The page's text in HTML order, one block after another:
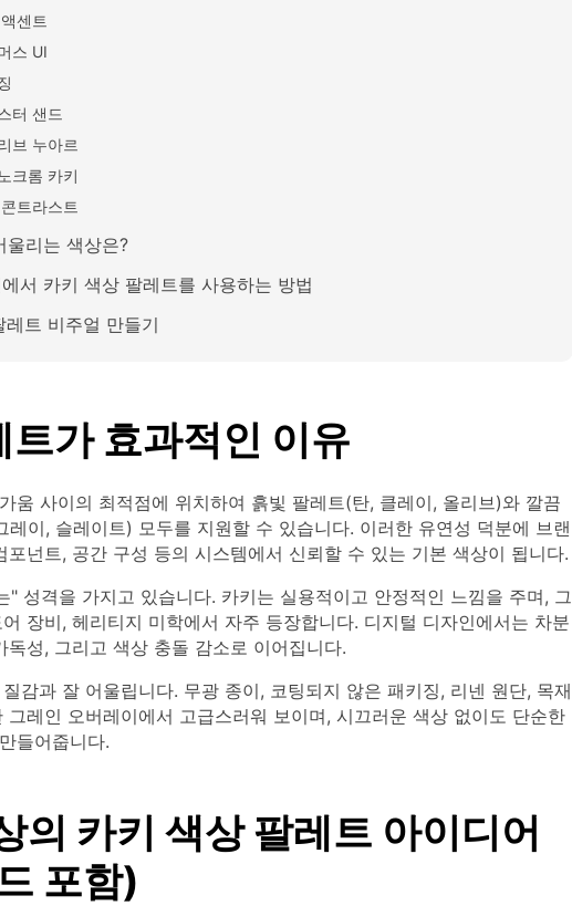
센트
스 UI
터 샌드
브 누아르
크롬 카키
트라스트
울리는 색상은?
서 카키 색상 팔레트를 사용하는 방법
트 비주얼 만들기
트가 효과적인 이유
움 사이의 최적점에 위치하여 흙빛 팔레트(탄, 클레이, 올리브)와 깔끔
레이, 슬레이트) 모두를 지원할 수 있습니다. 이러한 유연성 덕분에 브랜
포넌트, 공간 구성 등의 시스템에서 신뢰할 수 있는 기본 색상이 됩니다.
" 성격을 가지고 있습니다. 카키는 실용적이고 안정적인 느낌을 주며, 그
장비, 헤리티지 미학에서 자주 등장합니다. 디지털 디자인에서는 차분
독성, 그리고 색상 충돌 감소로 이어집니다.
감과 잘 어울립니다. 무광 종이, 코팅되지 않은 패키징, 리넨 원단, 목재
그레인 오버레이에서 고급스러워 보이며, 시끄러운 색상 없이도 단순한
들어줍니다.
의 카키 색상 팔레트 아이디어
포함)